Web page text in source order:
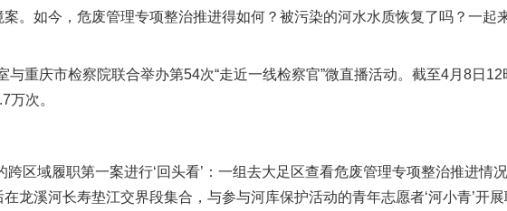
。如今，危废管理专项整治推进得如何？被污染的河水水质恢复了吗？一起
庆市检察院联合举办第54次“走近一线检察官”微直播活动。截至4月8日12
万次。
域履职第一案进行‘回头看’：一组去大足区查看危废管理专项整治推进情
龙溪河长寿垫江交界段集合，与参与河库保护活动的青年志愿者‘河小青’开